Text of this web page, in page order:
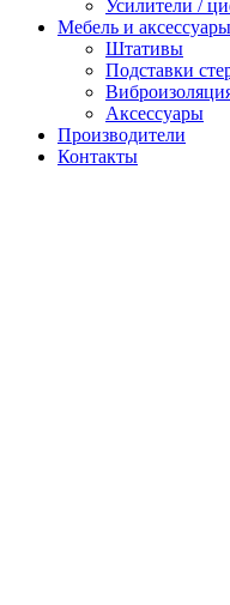
Усилители /
Мебель и аксессуары
Штативы
Подставки
Аксессуары
Производители
Контакты